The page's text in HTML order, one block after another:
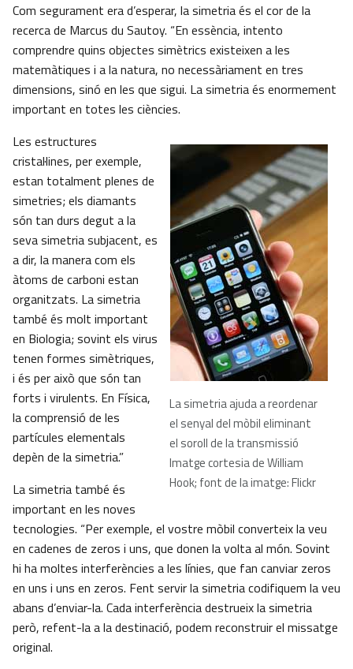
Com segurament era d’esperar, la simetria és el cor de la
recerca de Marcus du Sautoy. “En essència, intento
comprendre quins objectes simètrics existeixen a les
matemàtiques i a la natura, no necessàriament en tres
dimensions, sinó en les que sigui. La simetria és enormement
important en totes les ciències.
La simetria ajuda a reordenar
el senyal del mòbil eliminant
el soroll de la transmissió
Imatge cortesia de William
Hook; font de la imatge: Flickr
Les estructures
cristal·lines, per exemple,
estan totalment plenes de
simetries; els diamants
són tan durs degut a la
seva simetria subjacent, es
a dir, la manera com els
àtoms de carboni estan
organitzats. La simetria
també és molt important
en Biologia; sovint els virus
tenen formes simètriques,
i és per això que són tan
forts i virulents. En Física,
la comprensió de les
partícules elementals
depèn de la simetria.”
La simetria també és
important en les noves
tecnologies. “Per exemple, el vostre mòbil converteix la veu
en cadenes de zeros i uns, que donen la volta al món. Sovint
hi ha moltes interferències a les línies, que fan canviar zeros
en uns i uns en zeros. Fent servir la simetria codifiquem la veu
abans d’enviar-la. Cada interferència destrueix la simetria
però, refent-la a la destinació, podem reconstruir el missatge
original.